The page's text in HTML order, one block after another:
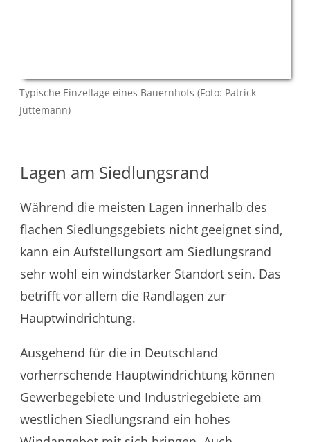
Typische Einzellage eines Bauernhofs (Foto: Patrick
Jüttemann)
Lagen am Siedlungsrand
Während die meisten Lagen innerhalb des
flachen Siedlungsgebiets nicht geeignet sind,
kann ein Aufstellungsort am Siedlungsrand
sehr wohl ein windstarker Standort sein. Das
betrifft vor allem die Randlagen zur
Hauptwindrichtung.
Ausgehend für die in Deutschland
vorherrschende Hauptwindrichtung können
Gewerbegebiete und Industriegebiete am
westlichen Siedlungsrand ein hohes